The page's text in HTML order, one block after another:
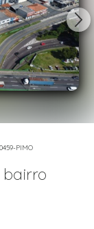
PIMO
bairro